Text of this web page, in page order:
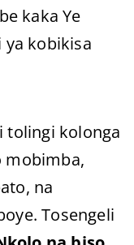
kaka Ye
ya kobikisa
tolingi kolonga
mobimba,
na
Tosengeli